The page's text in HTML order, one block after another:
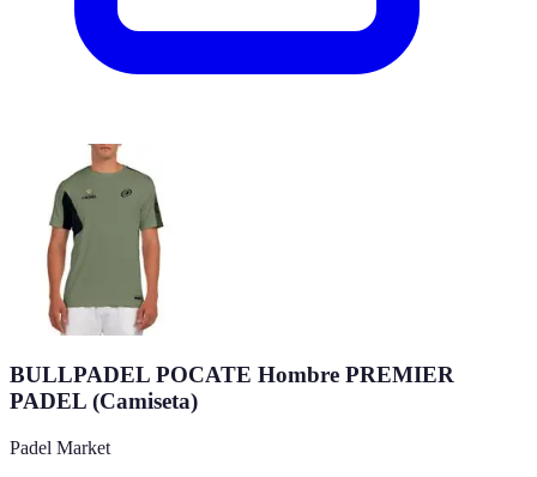
BULLPADEL POCATE Hombre PREMIER
PADEL (Camiseta)
Padel Market